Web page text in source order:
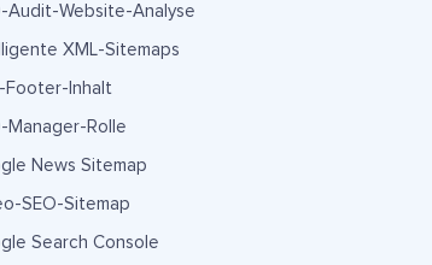
Audit-Website-Analyse
XML-Sitemaps
Footer-Inhalt
Manager-Rolle
News Sitemap
SEO-Sitemap
Search Console